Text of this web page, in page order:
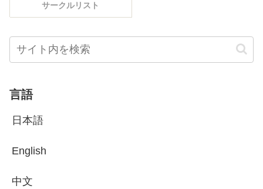
サークルリスト
言語
日本語
English
中文